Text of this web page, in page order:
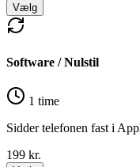
Vælg
Software / Nulstil
1 time
Sidder telefonen fast i
199 kr.